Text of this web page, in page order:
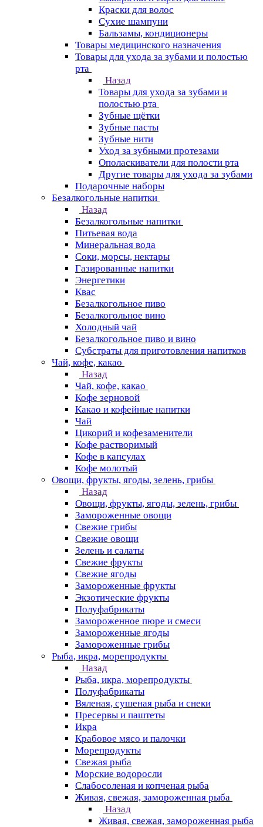
Краски для волос
Сухие шампуни
Бальзамы, кондиционеры
Товары медицинского назначения
Товары для ухода за зубами и полостью
рта
Назад
Товары для ухода за зубами и
полостью рта
Зубные щётки
Зубные пасты
Зубные нити
Уход за зубными протезами
Ополаскиватели для полости рта
Другие товары для ухода за зубами
Подарочные наборы
Безалкогольные напитки
Назад
Безалкогольные напитки
Питьевая вода
Минеральная вода
Соки, морсы, нектары
Газированные напитки
Энергетики
Квас
Безалкогольное пиво
Безалкогольное вино
Холодный чай
Безалкогольное пиво и вино
Субстраты для приготовления напитков
Чай, кофе, какао
Назад
Чай, кофе, какао
Кофе зерновой
Какао и кофейные напитки
Чай
Цикорий и кофезаменители
Кофе растворимый
Кофе в капсулах
Кофе молотый
Овощи, фрукты, ягоды, зелень, грибы
Назад
Овощи, фрукты, ягоды, зелень, грибы
Замороженные овощи
Свежие грибы
Свежие овощи
Зелень и салаты
Свежие фрукты
Свежие ягоды
Замороженные фрукты
Экзотические фрукты
Полуфабрикаты
Замороженное пюре и смеси
Замороженные ягоды
Замороженные грибы
Рыба, икра, морепродукты
Назад
Рыба, икра, морепродукты
Полуфабрикаты
Вяленая, сушеная рыба и снеки
Пресервы и паштеты
Икра
Крабовое мясо и палочки
Морепродукты
Свежая рыба
Морские водоросли
Слабосоленая и копченая рыба
Живая, свежая, замороженная рыба
Назад
Живая, свежая, замороженная рыба